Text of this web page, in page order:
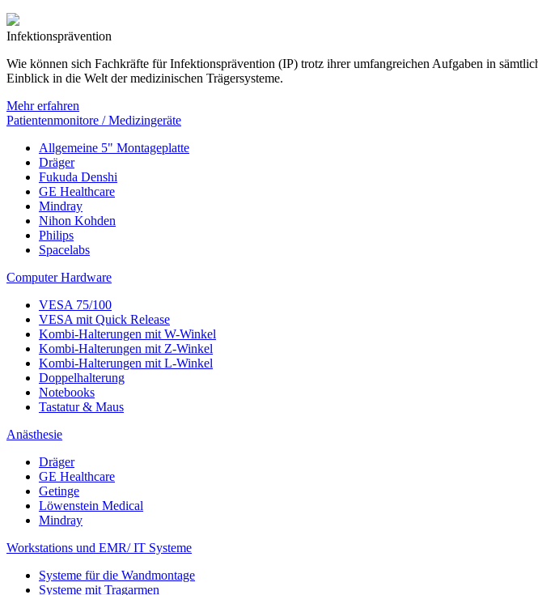
Infektionsprävention
Wie können sich Fachkräfte für Infektionsprävention (IP) trotz ihrer umfangreichen Aufgaben in
Einblick in die Welt der medizinischen Trägersysteme.
Mehr erfahren
Patientenmonitore / Medizingeräte
Allgemeine 5" Montageplatte
Dräger
Fukuda Denshi
GE Healthcare
Mindray
Nihon Kohden
Philips
Spacelabs
Computer Hardware
VESA 75/100
VESA mit Quick Release
Kombi-Halterungen mit W-Winkel
Kombi-Halterungen mit Z-Winkel
Kombi-Halterungen mit L-Winkel
Doppelhalterung
Notebooks
Tastatur & Maus
Anästhesie
Dräger
GE Healthcare
Getinge
Löwenstein Medical
Mindray
Workstations und EMR/ IT Systeme
Systeme für die Wandmontage
Systeme mit Tragarmen